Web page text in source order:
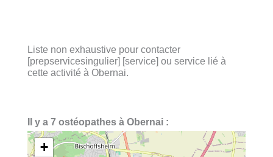
Liste non exhaustive pour contacter
[prepservicesingulier] [service] ou service lié à
cette activité à Obernai.
Il y a 7 ostéopathes à Obernai :
+